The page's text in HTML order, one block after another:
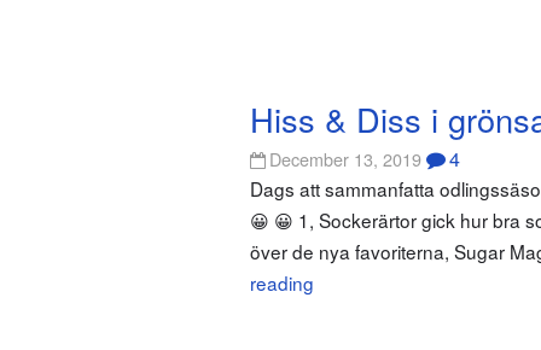
Hiss & Diss i
December 13, 2019 4
Dags att sammanfatta
😀 😀 1, Sockerärtor gick hur bra
över de nya favoriterna, Sugar
reading